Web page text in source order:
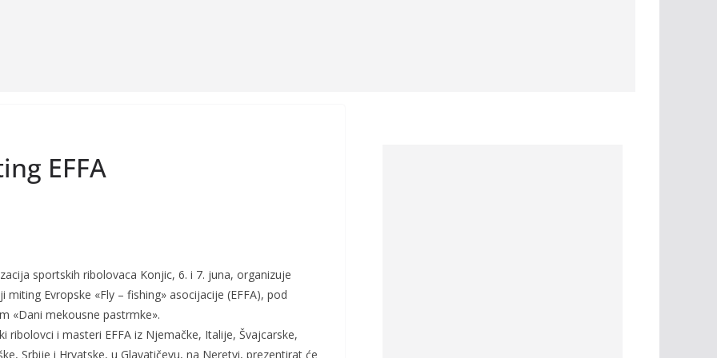
EFFA
sportskih ribolovaca Konjic, 6. i 7. juna, organizuje
miting Evropske «Fly – fishing» asocijacije (EFFA), pod
«Dani mekousne pastrmke».
ribolovci i masteri EFFA iz Njemačke, Italije, Švajcarske,
Srbije i Hrvatske, u Glavatičevu, na Neretvi, prezentirat će